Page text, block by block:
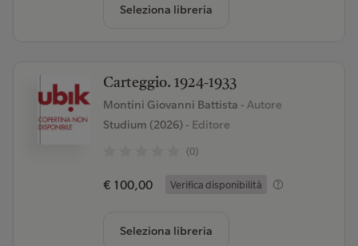
Seleziona libreria
Carteggio. 1924-1933
Montini Giovanni Battista - Autore
Studium (2026)- Editore
(0)
€ 100,00 Verifica disponibilità
Seleziona libreria